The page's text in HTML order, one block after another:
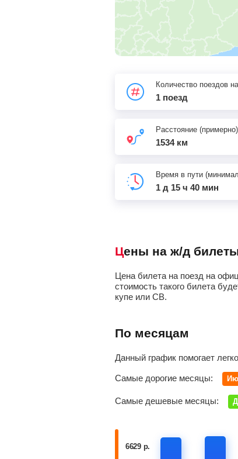
Количество поездов
1 поезд
Расстояние (примерно)
1534 км
Время в пути
1 д 15 ч 40 мин
Цены на ж/д
Цена билета на поезд на
стоимость такого билета
купе или СВ.
По месяцам
Данный график помогает
Самые дорогие месяцы:
Самые дешевые месяцы:
6629 р.